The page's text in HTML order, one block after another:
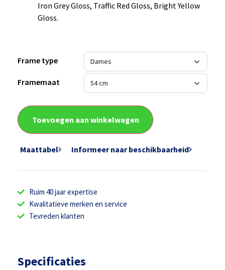
Iron Grey Gloss, Traffic Red Gloss, Bright Yellow
Gloss.
Frame type
Framemaat
Toevoegen aan winkelwagen
Maattabel Informeer naar beschikbaarheid
Ruim 40 jaar expertise
Kwalitatieve merken en service
Tevreden klanten
Specificaties